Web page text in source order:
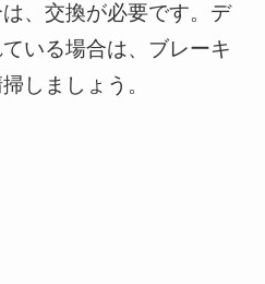
、交換が必要です。デ
いる場合は、ブレーキ
しましょう。